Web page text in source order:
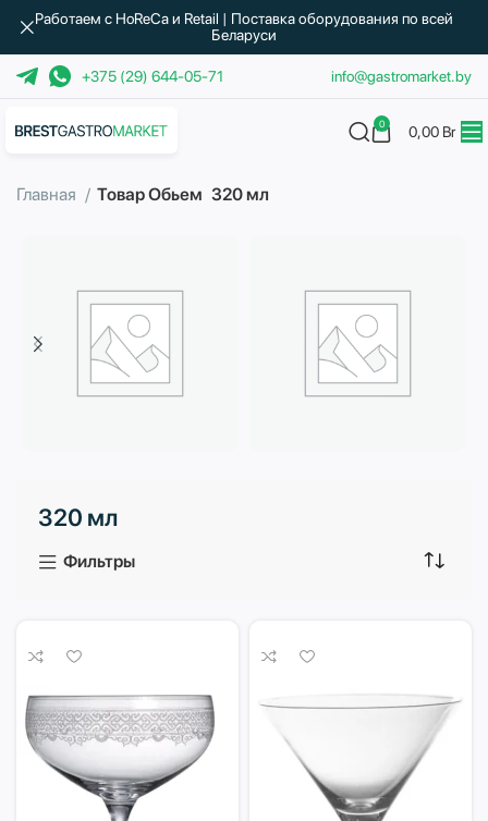
+375 (29) 644-05-71 info@gastromarket.by
0 0,00 Br
Главная Товар Обьем 320 мл
3 продукта
320 мл
Фильтры
Работаем с HoReCa и Retail | Поставка оборудования по всей
Беларуси